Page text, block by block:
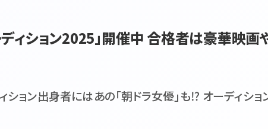
ィション2025」開催中 合格者は豪華映
ョン出身者にはあの「朝ドラ女優」も⁉ オーディショ